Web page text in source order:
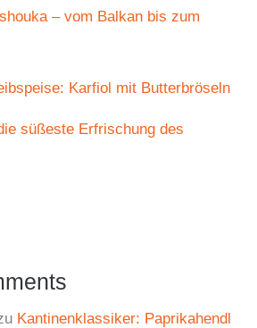
– vom Balkan bis zum
Karfiol mit Butterbröseln
süßeste Erfrischung des
Kantinenklassiker: Paprikahendl